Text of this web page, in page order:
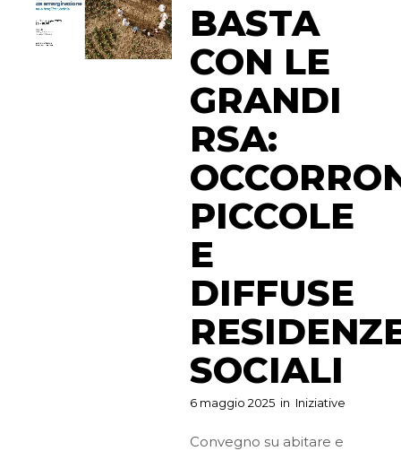
BASTA
CON LE
GRANDI
RSA:
PICCOLE
E
DIFFUSE
SOCIALI
6 maggio 2025 in Iniziative
Convegno su abitare e